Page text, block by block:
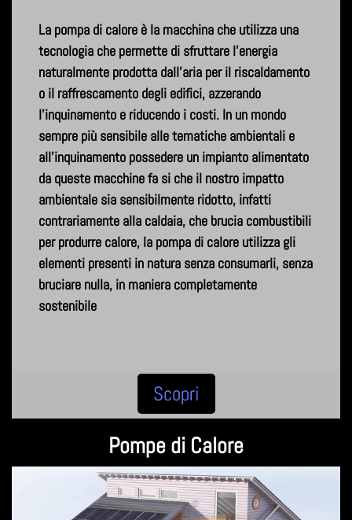
La pompa di calore è la macchina che utilizza una
tecnologia che permette di sfruttare l’energia
naturalmente prodotta dall'aria per il riscaldamento
o il raffrescamento degli edifici, azzerando
l’inquinamento e riducendo i costi. In un mondo
sempre più sensibile alle tematiche ambientali e
all'inquinamento possedere un impianto alimentato
da queste macchine fa si che il nostro impatto
ambientale sia sensibilmente ridotto, infatti
contrariamente alla caldaia, che brucia combustibili
per produrre calore, la pompa di calore utilizza gli
elementi presenti in natura senza consumarli, senza
bruciare nulla, in maniera completamente
sostenibile
Scopri
Pompe di Calore